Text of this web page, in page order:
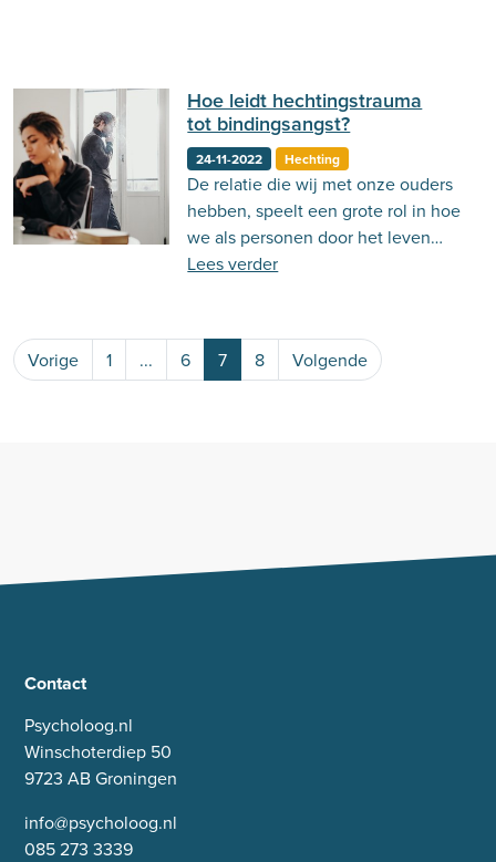
Hoe leidt hechtingstrauma
tot bindingsangst?
24-11-2022 Hechting
De relatie die wij met onze ouders
hebben, speelt een grote rol in hoe
we als personen door het leven
heen bewegen. Het beïnvloedt een
en behouden van waardevolle
relaties.
Lees verder
Vorige 1 ... 6 7 8 Volgende
Contact
Psycholoog.nl
Winschoterdiep 50
9723 AB Groningen
info@psycholoog.nl
085 273 3339